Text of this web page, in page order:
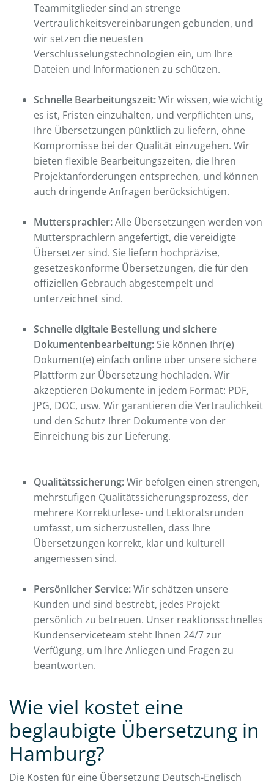
Teammitglieder sind an strenge
Vertraulichkeitsvereinbarungen gebunden, und
wir setzen die neuesten
Verschlüsselungstechnologien ein, um Ihre
Dateien und Informationen zu schützen.
Schnelle Bearbeitungszeit:Wir wissen, wie wichtig
es ist, Fristen einzuhalten, und verpflichten uns,
Ihre Übersetzungen pünktlich zu liefern, ohne
Kompromisse bei der Qualität einzugehen. Wir
bieten flexible Bearbeitungszeiten, die Ihren
Projektanforderungen entsprechen, und können
auch dringende Anfragen berücksichtigen.
Muttersprachler:Alle Übersetzungen werden von
Muttersprachlern angefertigt, die vereidigte
Übersetzer sind. Sie liefern hochpräzise,
gesetzeskonforme Übersetzungen, die für den
offiziellen Gebrauch abgestempelt und
unterzeichnet sind.
Schnelle digitale Bestellung und sichere
Dokumentenbearbeitung: Sie können Ihr(e)
Dokument(e) einfach online über unsere sichere
Plattform zur Übersetzung hochladen. Wir
akzeptieren Dokumente in jedem Format: PDF,
JPG, DOC, usw. Wir garantieren die Vertraulichkeit
und den Schutz Ihrer Dokumente von der
Einreichung bis zur Lieferung.
Qualitätssicherung:Wir befolgen einen strengen,
mehrstufigen Qualitätssicherungsprozess, der
mehrere Korrekturlese- und Lektoratsrunden
umfasst, um sicherzustellen, dass Ihre
Übersetzungen korrekt, klar und kulturell
angemessen sind.
Persönlicher Service:Wir schätzen unsere
Kunden und sind bestrebt, jedes Projekt
persönlich zu betreuen. Unser reaktionsschnelles
Kundenserviceteam steht Ihnen 24/7 zur
Verfügung, um Ihre Anliegen und Fragen zu
beantworten.
Wie viel kostet eine
beglaubigte Übersetzung in
Hamburg?
Die Kosten für eine Übersetzung Deutsch-Englisch